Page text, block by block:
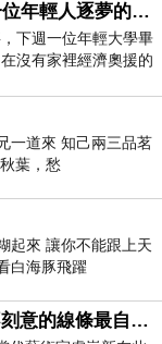
小朱週記 20260808_一位年輕人逐夢的真實故事
下週一位年輕大學畢
沒有家裡經濟奧援的
積出國基
一道來 知己兩三品茗
葉，愁
起來 讓你不能跟上天
白海豚飛躍
當代藝術家盧嵐新：不刻意的線條最自由，讓色彩流動、筆觸自己說話